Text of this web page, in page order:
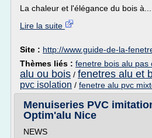
La chaleur et l'élégance du bois à...
Lire la suite
Site : http://www.guide-de-la-
Thèmes liés : fenetre bois alu pas
alu ou bois / fenetres alu et
pvc isolation / fenetre alu pvc
Menuiseries PVC
Optim'alu Nice
NEWS